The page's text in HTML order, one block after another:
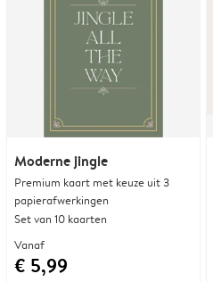
Moderne jingle
Premium kaart met keuze uit 3
papierafwerkingen
Set van 10 kaarten
Vanaf
€ 5,99